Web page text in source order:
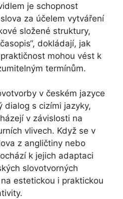
je schopnost
za účelem vytváření
složené struktury,
dokládají, jak
mohou vést k
termínům.
v českém jazyce
dialog s cizími jazyky,
v závislosti na
vlivech. Když se v
z angličtiny nebo
k jejich adaptaci
slovotvorných
estetickou i praktickou